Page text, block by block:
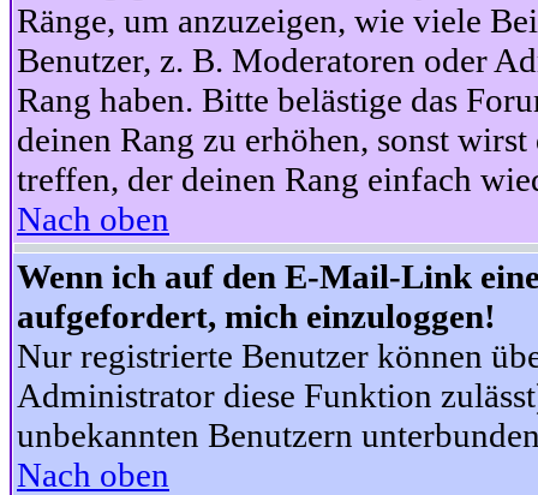
Ränge, um anzuzeigen, wie viele
Benutzer, z. B. Moderatoren oder
Rang haben. Bitte belästige das
deinen Rang zu erhöhen, sonst
treffen, der deinen Rang einfach
Nach oben
Wenn ich auf den E-Mail-Link
aufgefordert, mich einzuloggen!
Nur registrierte Benutzer können
Administrator diese Funktion
unbekannten Benutzern
Nach oben